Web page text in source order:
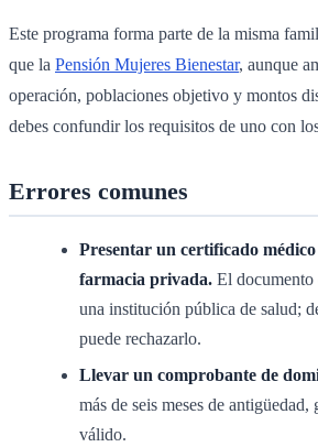
Este programa forma parte de la misma
que la Pensión Mujeres Bienestar, aunque
operación, poblaciones objetivo y montos
debes confundir los requisitos de uno con
Errores comunes
Presentar un certificado
farmacia privada. El documento
una institución pública de salud;
puede rechazarlo.
Llevar un comprobante de
más de seis meses de antigüedad,
válido.